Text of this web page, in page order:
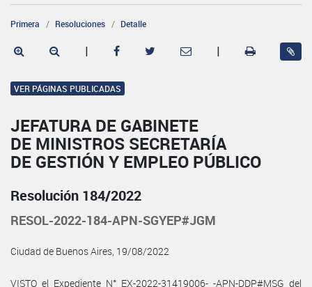
Primera Resoluciones Detalle
| |
VER PÁGINAS PUBLICADAS
JEFATURA DE GABINETE
DE MINISTROS SECRETARÍA
DE GESTIÓN Y EMPLEO PÚBLICO
Resolución 184/2022
RESOL-2022-184-APN-SGYEP#JGM
Ciudad de Buenos Aires, 19/08/2022
VISTO el Expediente N° EX-2022-31419006- -APN-DDP#MSG del